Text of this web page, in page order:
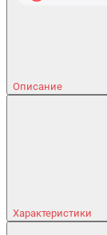
Описание
Характеристики